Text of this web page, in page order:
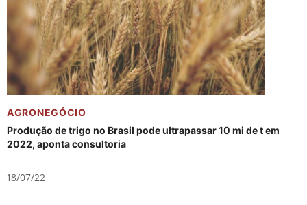
AGRONEGÓCIO
Produção de trigo no Brasil pode ultrapassar 10 mi de t em
2022, aponta consultoria
18/07/22